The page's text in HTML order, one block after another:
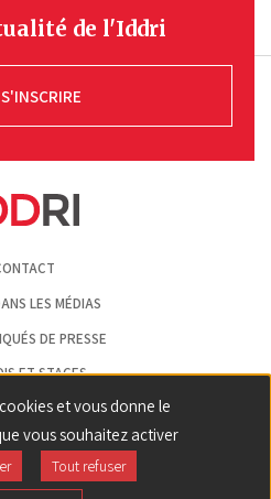
de l'Iddri
S'INSCRIRE
LES MÉDIAS
DE PRESSE
ET STAGES
LÉGALES
DES COOKIES
et vous donne le
vous souhaitez activer
Tout refuser